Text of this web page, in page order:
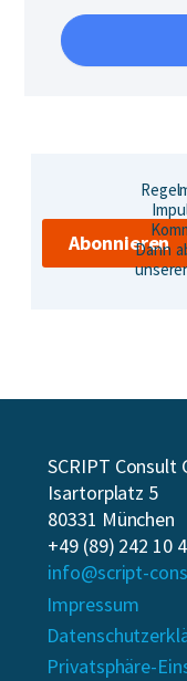
Abonnieren
Dann
SCRIPT Consult
Isartorplatz 5
80331 München
+49 (89) 242 10
info@script-
Impressum
Privatsphäre-